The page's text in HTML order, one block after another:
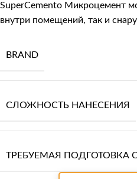
SuperCemento Микроцемент
внутри помещений, так и
BRAND
СЛОЖНОСТЬ НАНЕСЕНИЯ
ТРЕБУЕМАЯ ПОДГОТОВКА